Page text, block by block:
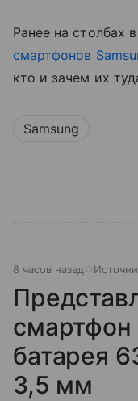
Ранее на столбах
смартфонов
кто и зачем их
Samsung
8 часов назад
смартфон
батарея
3,5 мм